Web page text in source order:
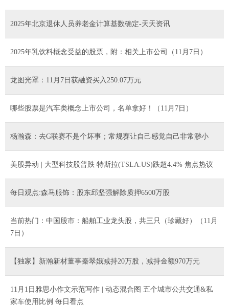
2025年北京退休人员养老金计算基数确定-天天资讯
2025年乳饮料概念受益的股票，附：相关上市公司（11月7日）
龙图光罩：11月7日获融资买入250.07万元
哪些股票是汽车类概念上市公司，名单拿好！（11月7日）
杨瀚森：去G联赛不是个坏事；常规赛让自己感觉自己非常渺小
美股异动 | 大型科技股普跌 特斯拉(TSLA.US)跌超4.4% 焦点热议
每日观点:森马服饰：股东邱坚强解除质押6500万股
当前热门：中国股市：船舶工业龙头股，共三只（珍藏好）（11月
7日）
【独家】新瀚新材董事秦翠娥减持20万股，减持金额970万元
11月1日雅思小作文示范写作 | 动态混合图 五个城市公共交通&私
家车使用比例 每日看点